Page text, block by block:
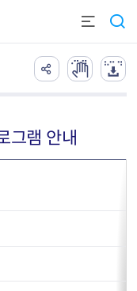
그램 안내